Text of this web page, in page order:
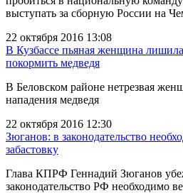
выступать за сборную России на
22 октября 2016 13:08
В Кузбассе пьяная женщина
покормить медведя
В Беловском районе нетрезвая
нападения медведя
22 октября 2016 12:30
Зюганов: в законодательство
забастовку
Глава КПРФ Геннадий Зюганов
законодательство РФ необходимо